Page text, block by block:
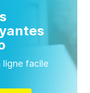
ligne facile